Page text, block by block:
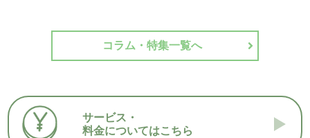
コラム・特集一覧へ
サービス・
料金についてはこちら